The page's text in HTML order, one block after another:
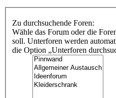
Zu durchsuchende Foren:
Wähle das Forum oder die
soll. Unterforen werden
die Option „Unterforen